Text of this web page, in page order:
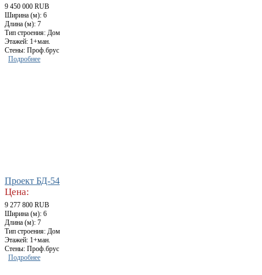
9 450 000 RUB
Ширина (м): 6
Длина (м): 7
Тип строения: Дом
Этажей: 1+ман.
Стены: Проф.брус
Подробнее
Проект БД-54
Цена:
9 277 800 RUB
Ширина (м): 6
Длина (м): 7
Тип строения: Дом
Этажей: 1+ман.
Стены: Проф.брус
Подробнее